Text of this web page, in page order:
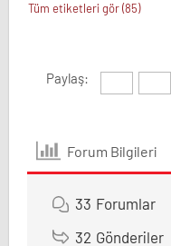
Tüm etiketleri gör (85)
Paylaş:
Forum Bilgileri
33 Forumlar
32 Gönderiler